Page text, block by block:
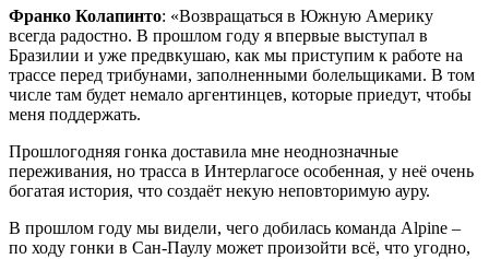
Франко Колапинто: «Возвращаться в Южную Америку
всегда радостно. В прошлом году я впервые выступал в
Бразилии и уже предвкушаю, как мы приступим к работе на
трассе перед трибунами, заполненными болельщиками. В том
числе там будет немало аргентинцев, которые приедут, чтобы
меня поддержать.
Прошлогодняя гонка доставила мне неоднозначные
переживания, но трасса в Интерлагосе особенная, у неё очень
богатая история, что создаёт некую неповторимую ауру.
В прошлом году мы видели, чего добилась команда Alpine –
по ходу гонки в Сан-Паулу может произойти всё, что угодно,